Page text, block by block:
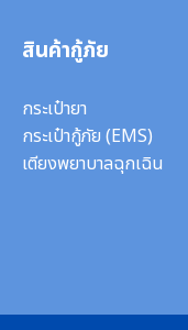
สินค้ากู้ภัย
กระเป๋ายา
กระเป๋ากู้ภัย (EMS)
เตียงพยาบาลฉุกเฉิน